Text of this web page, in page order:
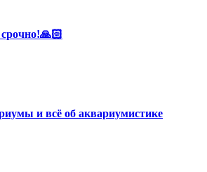
и всё об аквариумистике